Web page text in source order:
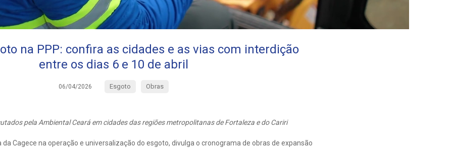
na PPP: confira as cidades e as vias com interdição
entre os dias 6 e 10 de abril
06/04/2026 Esgoto Obras
pela Ambiental Ceará em cidades das regiões metropolitanas de Fortaleza e do Cariri
Cagece na operação e universalização do esgoto, divulga o cronograma de obras de expansão